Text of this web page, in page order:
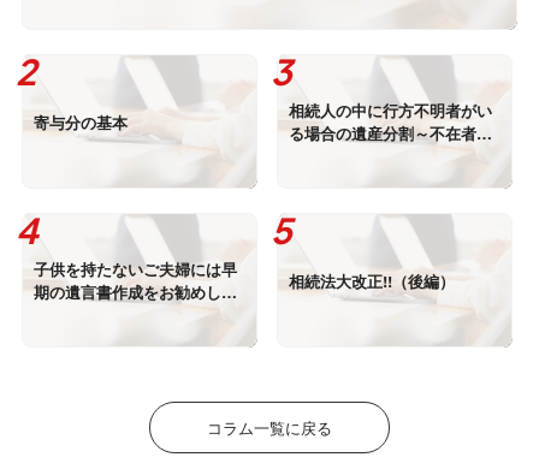
寄与分の基本
相続人の中に行方不明者がい
る場合の遺産分割～不在者財
子供を持たないご夫婦には早
期の遺言書作成をお勧めしま
す－自筆証書遺言書保管制度
相続法大改正!!（後編）
コラム一覧に戻る